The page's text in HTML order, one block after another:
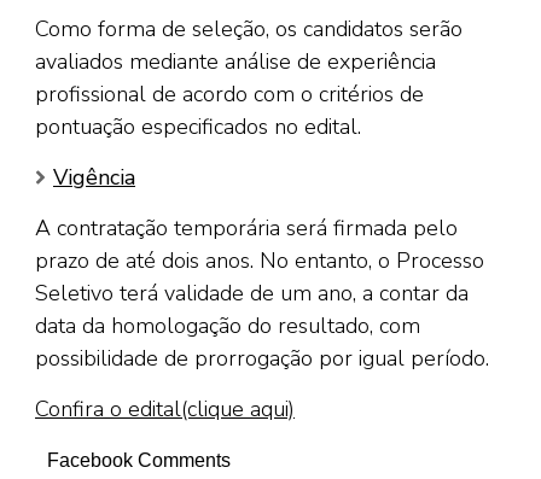
Como forma de seleção, os candidatos serão
avaliados mediante análise de experiência
profissional de acordo com o critérios de
pontuação especificados no edital.
Vigência
A contratação temporária será firmada pelo
prazo de até dois anos. No entanto, o Processo
Seletivo terá validade de um ano, a contar da
data da homologação do resultado, com
possibilidade de prorrogação por igual período.
Confira o edital(clique aqui)
Facebook Comments